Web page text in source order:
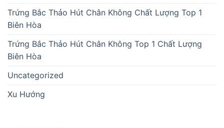
Trứng Bắc Thảo Hút Chân Không Chất Lượng Top 1
Biên Hòa
Trứng Bắc Thảo Hút Chân Không Top 1 Chất Lượng
Biên Hòa
Uncategorized
Xu Hướng